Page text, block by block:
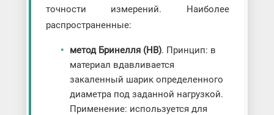
точности измерений. Наиболее
распространенные:
метод Бринелля (HB). Принцип: в
материал вдавливается
закаленный шарик определенного
диаметра под заданной нагрузкой.
Применение: используется для